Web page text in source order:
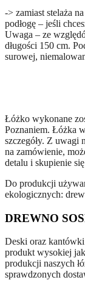
-> zamiast stelaża
podłogę – jeśli
Uwaga – ze
długości 150 cm.
surowej,
Łóżko wykonane
Poznaniem. Łóżka
szczegóły. Z uwagi
na zamówienie,
detalu i skupienie
Do produkcji
ekologicznych:
DREWNO
Deski oraz
produkt wysokiej
produkcji naszych
sprawdzonych